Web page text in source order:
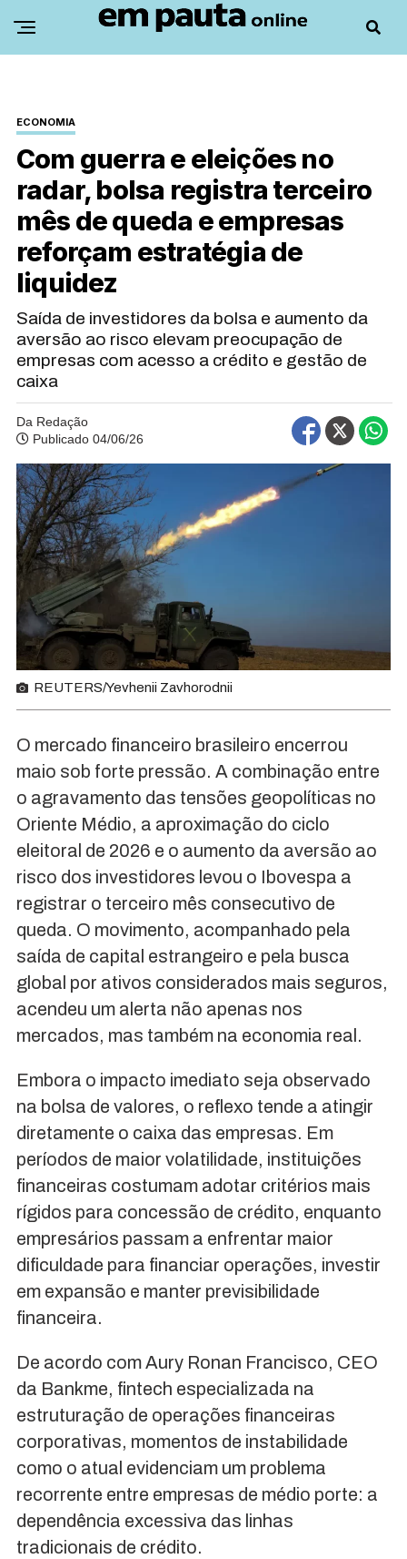
ECONOMIA
Com guerra e eleições no
radar, bolsa registra terceiro
mês de queda e empresas
reforçam estratégia de
liquidez
Saída de investidores da bolsa e aumento da
aversão ao risco elevam preocupação de
empresas com acesso a crédito e gestão de
caixa
Da Redação
Publicado 04/06/26
REUTERS/Yevhenii Zavhorodnii
O mercado financeiro brasileiro encerrou
maio sob forte pressão. A combinação entre
o agravamento das tensões geopolíticas no
Oriente Médio, a aproximação do ciclo
eleitoral de 2026 e o aumento da aversão ao
risco dos investidores levou o Ibovespa a
registrar o terceiro mês consecutivo de
queda. O movimento, acompanhado pela
saída de capital estrangeiro e pela busca
global por ativos considerados mais seguros,
acendeu um alerta não apenas nos
mercados, mas também na economia real.
Embora o impacto imediato seja observado
na bolsa de valores, o reflexo tende a atingir
diretamente o caixa das empresas. Em
períodos de maior volatilidade, instituições
financeiras costumam adotar critérios mais
rígidos para concessão de crédito, enquanto
empresários passam a enfrentar maior
dificuldade para financiar operações, investir
em expansão e manter previsibilidade
financeira.
De acordo com Aury Ronan Francisco, CEO
da Bankme, fintech especializada na
estruturação de operações financeiras
corporativas, momentos de instabilidade
como o atual evidenciam um problema
recorrente entre empresas de médio porte: a
dependência excessiva das linhas
tradicionais de crédito.